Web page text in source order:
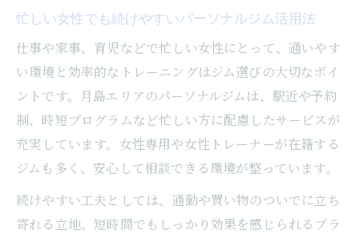
忙しい女性でも続けやすいパーソナルジム活用法
仕事や家事、育児などで忙しい女性にとって、通いやす
い環境と効率的なトレーニングはジム選びの大切なポイ
ントです。月島エリアのパーソナルジムは、駅近や予約
制、時短プログラムなど忙しい方に配慮したサービスが
充実しています。女性専用や女性トレーナーが在籍する
ジムも多く、安心して相談できる環境が整っています。
続けやすい工夫としては、通勤や買い物のついでに立ち
寄れる立地、短時間でもしっかり効果を感じられるプラ